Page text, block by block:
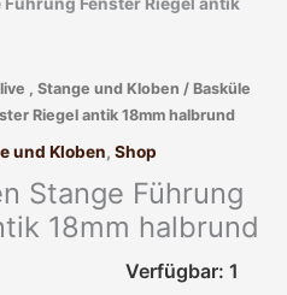
, Stange und Kloben / Basküle
Riegel antik 18mm halbrund
und Kloben, Shop
Stange Führung
18mm halbrund
Verfügbar: 1